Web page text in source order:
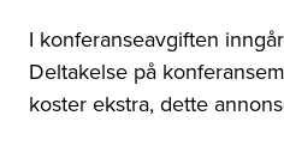
I konferanseavgiften
Deltakelse på
koster ekstra, dette